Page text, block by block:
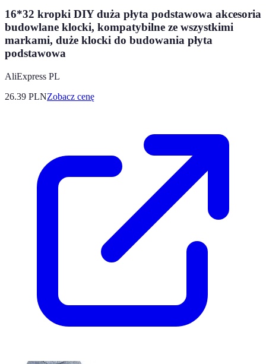
16*32 kropki DIY duża płyta podstawowa akcesoria
budowlane klocki, kompatybilne ze wszystkimi
markami, duże klocki do budowania płyta
podstawowa
AliExpress PL
26.39 PLNZobacz cenę